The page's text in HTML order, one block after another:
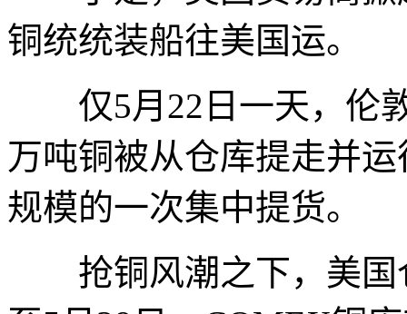
铜统统装船往美国运。
仅5月22日一天，伦敦
万吨铜被从仓库提走并
规模的一次集中提货。
抢铜风潮之下，美国